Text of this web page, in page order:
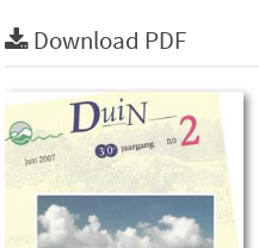
Download PDF